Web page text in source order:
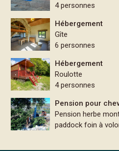
4 personnes
Hébergement
Gîte
6 personnes
Hébergement
Roulotte
4 personnes
Pension pour
Pension herbe
paddock foin à